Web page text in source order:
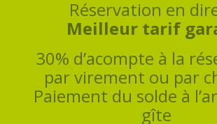
Réservation en
Meilleur tarif
30% d’acompte à la
par virement ou par
Paiement du solde à
gîte